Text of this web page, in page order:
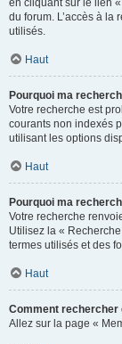
en cliquant sur le lien
du forum. L’accès à
utilisés.
Haut
Pourquoi ma
Votre recherche est
courants non indexés
utilisant les options
Haut
Pourquoi ma
Votre recherche
Utilisez la «
termes utilisés et des
Haut
Comment rechercher
Allez sur la page «